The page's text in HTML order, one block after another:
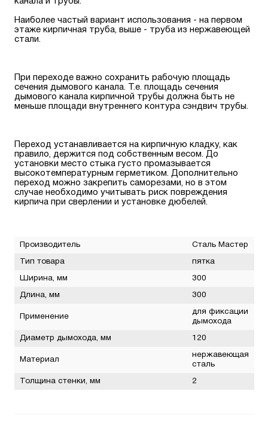
Наиболее частый вариант использования - на первом
этаже кирпичная труба, выше - труба из нержавеющей
стали.
При переходе важно сохранить рабочую площадь
сечения дымового канала. Т.е. площадь сечения
дымового канала кирпичной трубы должна быть не
меньше площади внутреннего контура сэндвич трубы.
Переход устанавливается на кирпичную кладку, как
правило, держится под собственным весом. До
установки место стыка густо промазывается
высокотемпературным герметиком. Дополнительно
переход можно закрепить саморезами, но в этом
случае необходимо учитывать риск повреждения
кирпича при сверлении и установке дюбелей.
Производитель Сталь Мастер
Тип товара пятка
Ширина, мм 300
Длина, мм 300
Применение
для фиксации
дымохода
Диаметр дымохода, мм 120
Материал
нержавеющая
сталь
Толщина стенки, мм 2